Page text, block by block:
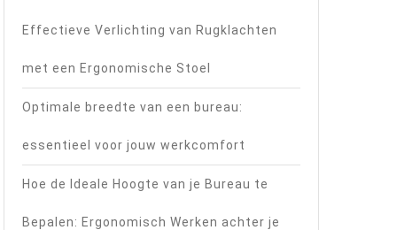
Effectieve Verlichting van Rugklachten
met een Ergonomische Stoel
Optimale breedte van een bureau:
essentieel voor jouw werkcomfort
Hoe de Ideale Hoogte van je Bureau te
Bepalen: Ergonomisch Werken achter je